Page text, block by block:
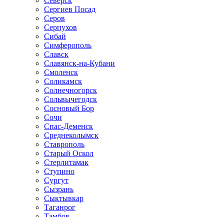
Сергиев Посад
Серов
Серпухов
Сибай
Симферополь
Славск
Славянск-на-Кубани
Смоленск
Соликамск
Солнечногорск
Сольвычегодск
Сосновый Бор
Сочи
Спас-Деменск
Среднеколымск
Ставрополь
Старый Оскол
Стерлитамак
Ступино
Сургут
Сызрань
Сыктывкар
Таганрог